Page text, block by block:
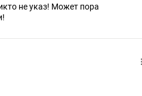
не указ! Может пора